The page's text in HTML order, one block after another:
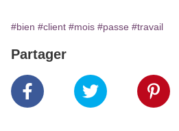
#bien #client #mois #passe #travail
Partager